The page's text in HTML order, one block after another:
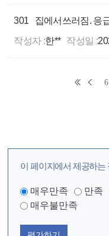
301
작성자 :한** 작성일 :
6
이 페이지에서 제공하는
매우만족 만족
매우불만족